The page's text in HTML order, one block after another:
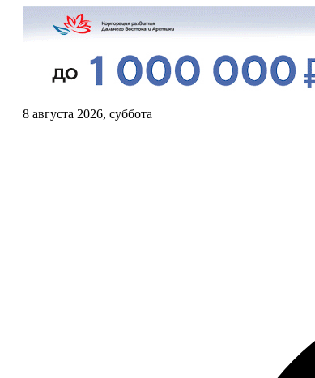
8 августа 2026, суббота